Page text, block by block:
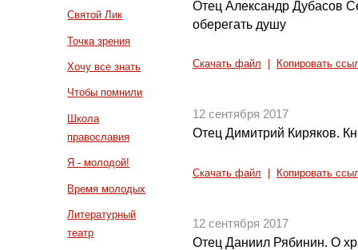
Святой Лик
Точка зрения
Хочу все знать
Чтобы помнили
Школа
православия
Я - молодой!
Время молодых
Литературный
театр
Отец Александр Дубасов
оберегать душу
Скачать файл Копировать
12 сентября 2017
Отец Димитрий Киряков.
Скачать файл Копировать
12 сентября 2017
Отец Даниил Рябинин. О